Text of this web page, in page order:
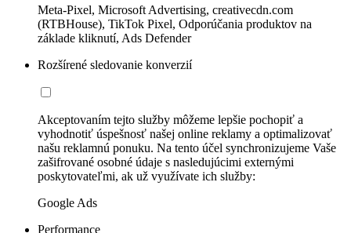
Meta-Pixel, Microsoft Advertising, creativecdn.com
(RTBHouse), TikTok Pixel, Odporúčania produktov na
základe kliknutí, Ads Defender
Rozšírené sledovanie konverzií
Akceptovaním tejto služby môžeme lepšie pochopiť a
vyhodnotiť úspešnosť našej online reklamy a optimalizovať
našu reklamnú ponuku. Na tento účel synchronizujeme Vaše
zašifrované osobné údaje s nasledujúcimi externými
poskytovateľmi, ak už využívate ich služby:
Google Ads
Performance